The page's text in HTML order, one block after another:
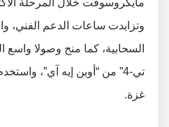
مايكروسوفت خلال المرحلة
وتزايدت ساعات الدعم الفني،
السحابية، كما منح وصولا
تي-4” من “أوبن إيه آي”،
غزة.